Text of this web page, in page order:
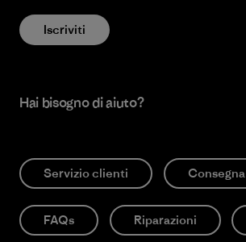
Iscriviti
Hai bisogno di aiuto?
Servizio clienti Consegna
FAQs Riparazioni